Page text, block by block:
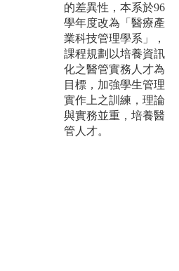
的差異性，本系於96
學年度改為「醫療產
業科技管理學系」，
課程規劃以培養資訊
化之醫管實務人才為
目標，加強學生管理
實作上之訓練，理論
與實務並重，培養醫
管人才。